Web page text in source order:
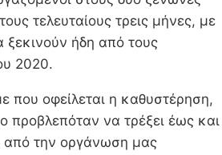
τελευταίους τρεις μήνες, με
ξεκινούν ήδη από τους
2020.
που οφείλεται η καθυστέρηση,
προβλεπόταν να τρέξει έως και
από την οργάνωση μας